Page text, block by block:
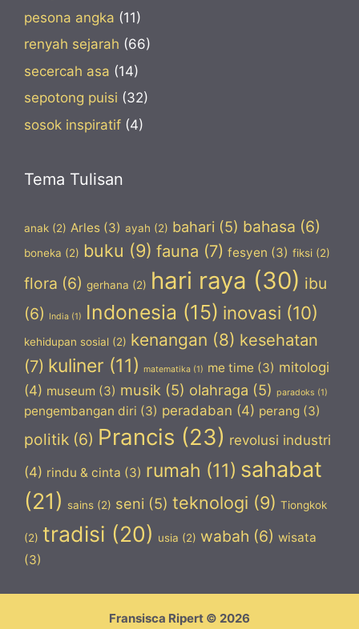
pesona angka (11)
renyah sejarah (66)
secercah asa (14)
sepotong puisi (32)
sosok inspiratif (4)
Tema Tulisan
anak (2) Arles (3) ayah (2) bahari (5) bahasa (6)
boneka (2) buku (9) fauna (7) fesyen (3) fiksi (2)
flora (6) gerhana (2) hari raya (30) ibu
(6)
India (1) Indonesia (15) inovasi (10)
kehidupan sosial (2) kenangan (8) kesehatan
(7) kuliner (11) matematika (1) me time (3) mitologi
(4) museum (3) musik (5) olahraga (5) paradoks (1)
pengembangan diri (3) peradaban (4) perang (3)
politik (6) Prancis (23) revolusi industri
(4) rindu & cinta (3) rumah (11) sahabat
(21) sains (2) seni (5) teknologi (9) Tiongkok
(2) tradisi (20) usia (2) wabah (6) wisata
(3)
Fransisca Ripert © 2026